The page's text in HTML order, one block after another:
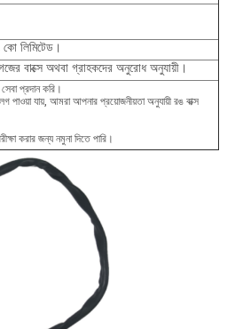
কো লিমিটেড।
বাক্সে অথবা গ্রাহকদের অনুরোধ অনুযায়ী।
প্রদান করি।
পাওয়া যায়, আমরা আপনার প্রয়োজনীয়তা অনুযায়ী রঙ বাক্স
করার জন্য নমুনা দিতে পারি।